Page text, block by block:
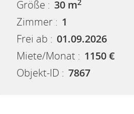
Größe : 30 m
Zimmer : 1
Frei ab : 01.09.2026
Miete/Monat : 1150 €
Objekt-ID : 7867